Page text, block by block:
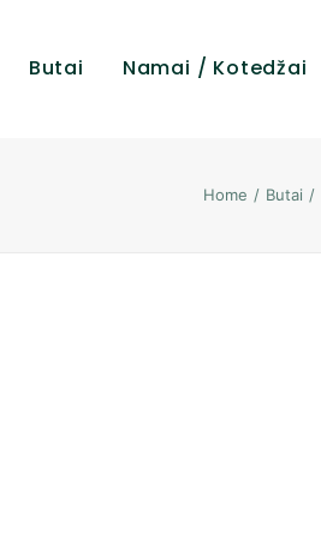
Butai Namai / Kotedžai
Home Butai